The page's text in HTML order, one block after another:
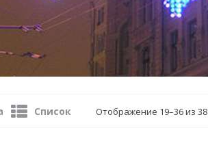
Список Отображение 19–36 из 38